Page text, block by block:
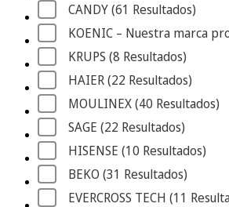
CANDY (61 Resultados)
KOENIC – Nuestra marca
KRUPS (8 Resultados)
HAIER (22 Resultados)
MOULINEX (40 Resultados)
SAGE (22 Resultados)
HISENSE (10 Resultados)
BEKO (31 Resultados)
EVERCROSS TECH (11